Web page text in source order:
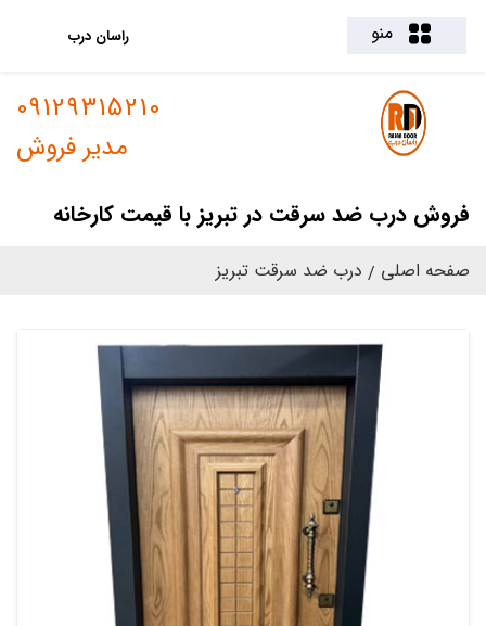
منو راسان درب
فروش درب ضد سرقت در تبریز با قیمت کارخانه
09129315210
مدیر فروش
صفحه اصلی درب ضد سرقت تبریز